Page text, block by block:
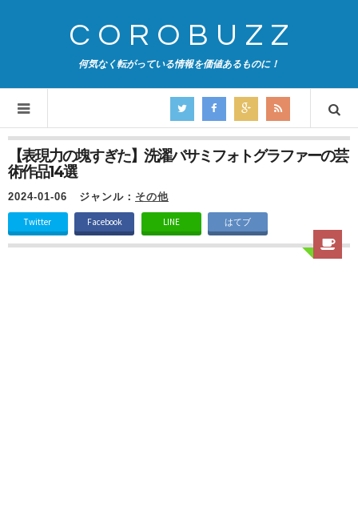
COROBUZZ
何気なく転がっている情報を価値あるものに！
【表現力の塊すぎた】洗濯バサミフォトグラファーの芸
術作品14選
2024-01-06 ジャンル： その他
Twitter Facebook LINE はてブ